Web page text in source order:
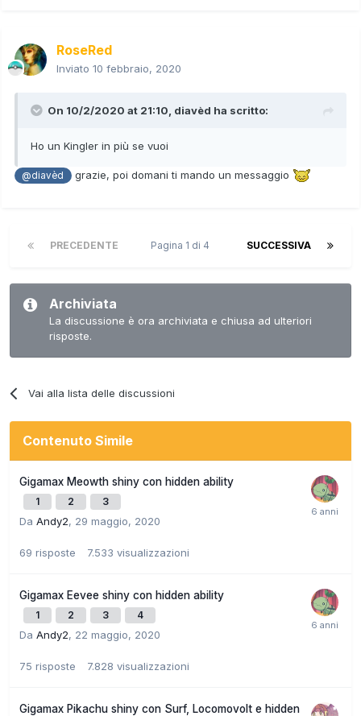
RoseRed
Inviato 10 febbraio, 2020
On 10/2/2020 at 21:10, diavèd ha scritto:
Ho un Kingler in più se vuoi
@diavèd grazie, poi domani ti mando un messaggio
PRECEDENTE SUCCESSIVA
Pagina 1 di 4
Archiviata
La discussione è ora archiviata e chiusa ad ulteriori
risposte.
Vai alla lista delle discussioni
Contenuto Simile
Gigamax Meowth shiny con hidden ability
1 2 3
Da Andy2, 29 maggio, 2020
69 risposte 7.533 visualizzazioni
Gigamax Eevee shiny con hidden ability
1 2 3 4
Da Andy2, 22 maggio, 2020
75 risposte 7.828 visualizzazioni
Gigamax Pikachu shiny con Surf, Locomovolt e hidden